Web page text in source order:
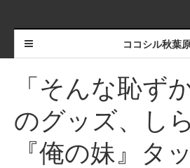
ココシル秋葉
「そんな恥ず
のグッズ、し
『俺の妹』タ